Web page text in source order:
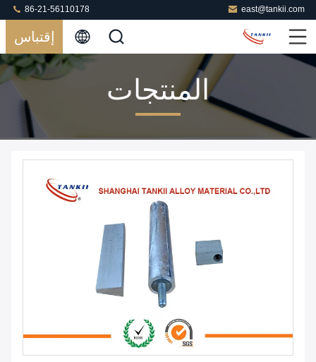
east@tankii.com
86-21-56110178
إقتباس
المنتجات